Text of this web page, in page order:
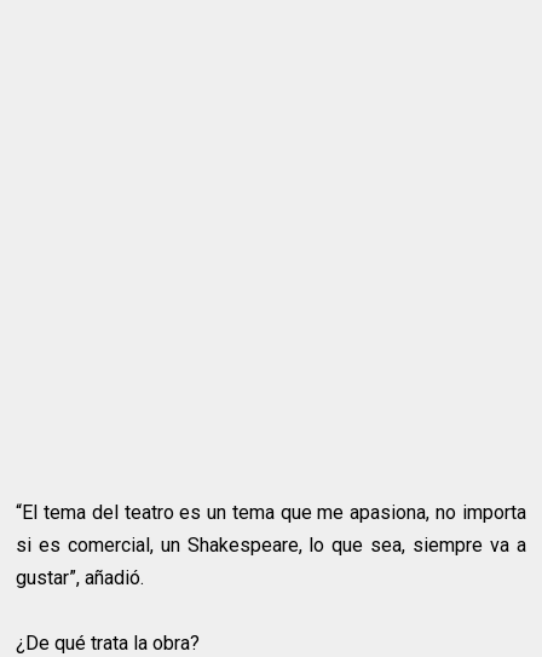
“El tema del teatro es un tema que me apasiona, no importa
si es comercial, un Shakespeare, lo que sea, siempre va a
gustar”, añadió.
¿De qué trata la obra?